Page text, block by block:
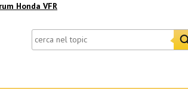
Honda VFR